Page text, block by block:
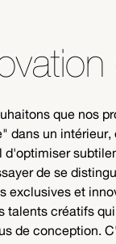
que nos
dans un
d'optimiser
de se
exclusives et
talents créatifs
de conception.